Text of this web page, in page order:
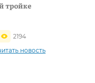
тройке
2194
новость